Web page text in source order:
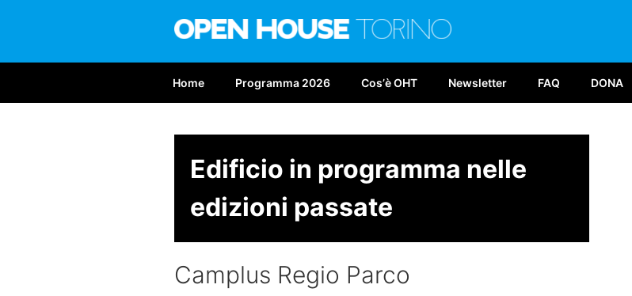
OPEN HOUSE TORINO
Home Programma 2026 Cosʼè OHT Newsletter FAQ DONA
Edificio in programma nelle
edizioni passate
Camplus Regio Parco